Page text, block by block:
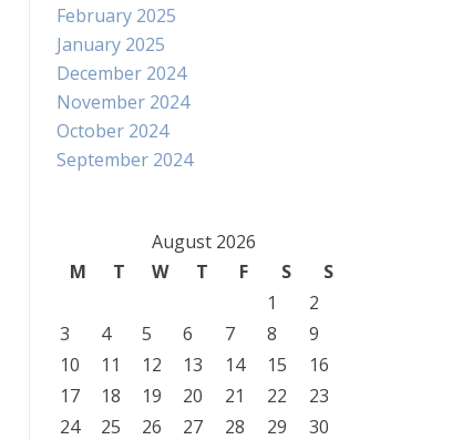
February 2025
January 2025
December 2024
November 2024
October 2024
September 2024
August 2026
M
T W T F S
S
1
2
3
4 5 6 7 8
9
10
11 12 13 14 15
16
17
18 19 20 21 22
23
24
25 26 27 28 29
30